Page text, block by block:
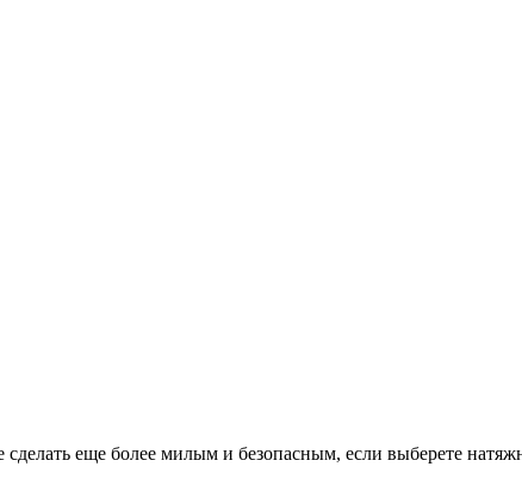
сделать еще более милым и безопасным, если выберете